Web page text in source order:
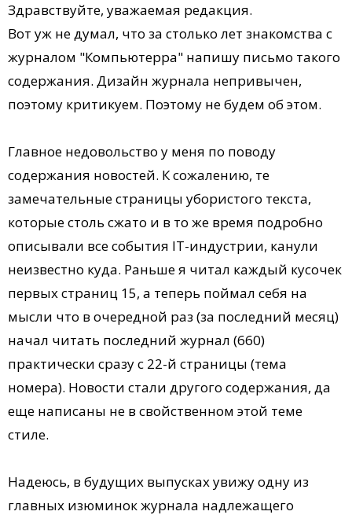
Здравствуйте, уважаемая редакция.
Вот уж не думал, что за столько лет знакомства с
журналом "Компьютерра" напишу письмо такого
содержания. Дизайн журнала непривычен,
поэтому критикуем. Поэтому не будем об этом.
Главное недовольство у меня по поводу
содержания новостей. К сожалению, те
замечательные страницы убористого текста,
которые столь сжато и в то же время подробно
описывали все события IT-индустрии, канули
неизвестно куда. Раньше я читал каждый кусочек
первых страниц 15, а теперь поймал себя на
мысли что в очередной раз (за последний месяц)
начал читать последний журнал (660)
практически сразу с 22-й страницы (тема
номера). Новости стали другого содержания, да
еще написаны не в свойственном этой теме
стиле.
Надеюсь, в будущих выпусках увижу одну из
главных изюминок журнала надлежащего